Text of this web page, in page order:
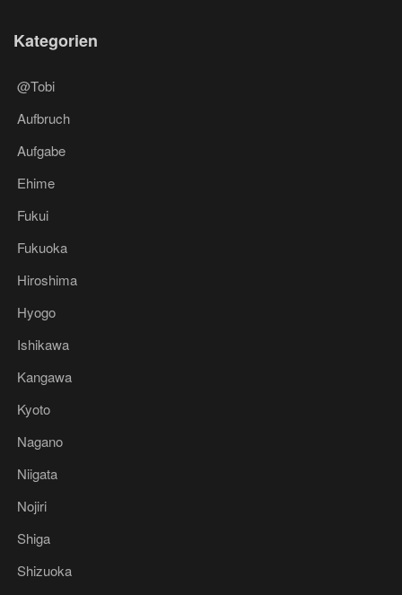
Kategorien
@Tobi
Aufbruch
Aufgabe
Ehime
Fukui
Fukuoka
Hiroshima
Hyogo
Ishikawa
Kangawa
Kyoto
Nagano
Niigata
Nojiri
Shiga
Shizuoka